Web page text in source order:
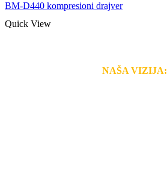
BM-D440 kompresioni drajver
Quick View
NAŠA VIZIJA: